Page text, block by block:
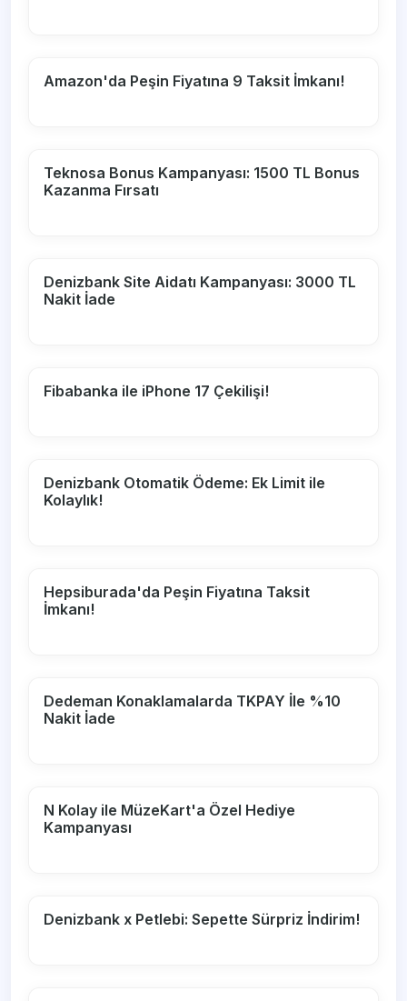
Amazon'da Peşin Fiyatına 9 Taksit İmkanı!
Teknosa Bonus Kampanyası: 1500 TL Bonus
Kazanma Fırsatı
Denizbank Site Aidatı Kampanyası: 3000 TL
Nakit İade
Fibabanka ile iPhone 17 Çekilişi!
Denizbank Otomatik Ödeme: Ek Limit ile
Kolaylık!
Hepsiburada'da Peşin Fiyatına Taksit
İmkanı!
Dedeman Konaklamalarda TKPAY İle %10
Nakit İade
N Kolay ile MüzeKart'a Özel Hediye
Kampanyası
Denizbank x Petlebi: Sepette Sürpriz İndirim!